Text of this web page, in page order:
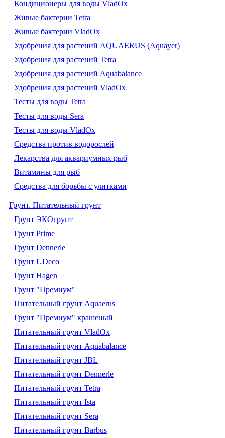
Кондиционеры для воды VladOx
Живые бактерии Tetra
Живые бактерии VladOx
Удобрения для растений AQUAERUS (Aquayer)
Удобрения для растений Tetra
Удобрения для растений Aquabalance
Удобрения для растений VladOx
Тесты для воды Tetra
Тесты для воды Sera
Тесты для воды VladOx
Средства против водорослей
Лекарства для аквариумных рыб
Витамины для рыб
Средства для борьбы с улитками
Грунт. Питательный грунт
Грунт ЭКОгрунт
Грунт Prime
Грунт Dennerle
Грунт UDeco
Грунт Hagen
Грунт "Премиум"
Питательный грунт Aquaerus
Грунт "Премиум" крашеный
Питательный грунт VladOx
Питательный грунт Aquabalance
Питательный грунт JBL
Питательный грунт Dennerle
Питательный грунт Tetra
Питательный грунт Ista
Питательный грунт Sera
Питательный грунт Barbus